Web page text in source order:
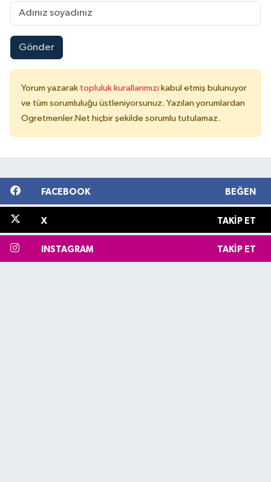
Gönder
Yorum yazarak topluluk kurallarımızı kabul etmiş bulunuyor
ve tüm sorumluluğu üstleniyorsunuz. Yazılan yorumlardan
Ogretmenler.Net hiçbir şekilde sorumlu tutulamaz.
FACEBOOK BEĞEN
X TAKIP ET
INSTAGRAM TAKIP ET